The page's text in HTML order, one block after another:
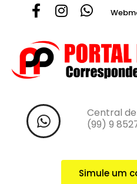
Central
(99) 9
Simule um